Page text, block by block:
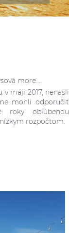
more....
máji 2017, nenašli
mohli odporučiť
roky obľúbenou
rozpočtom.